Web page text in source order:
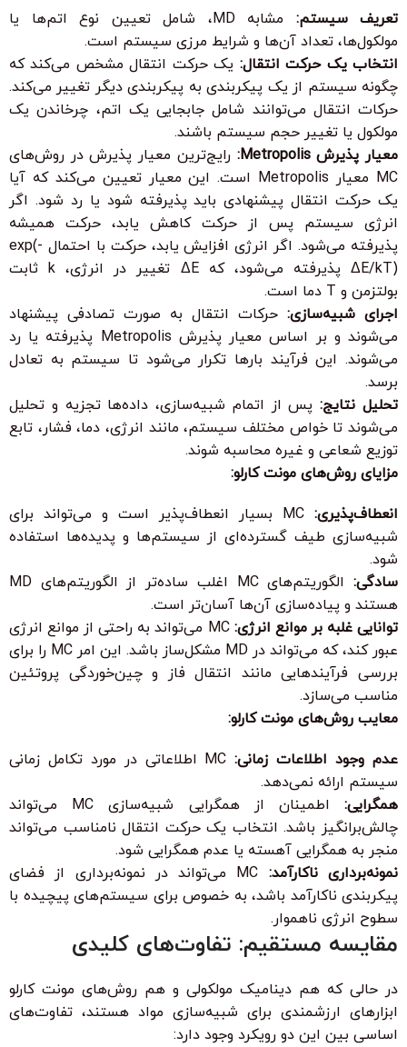
تعریف سیستم:
مشابه MD، شامل تعیین نوع اتم‌ها یا
مولکول‌ها، تعداد آن‌ها و شرایط مرزی سیستم است.
انتخاب یک حرکت انتقال: یک حرکت انتقال مشخص می‌کند که
چگونه سیستم از یک پیکربندی به پیکربندی دیگر تغییر می‌کند.
حرکات انتقال می‌توانند شامل جابجایی یک اتم، چرخاندن یک
مولکول یا تغییر حجم سیستم باشند.
معیار پذیرش Metropolis:
رایج‌ترین معیار پذیرش در روش‌های
MC معیار Metropolis است. این معیار تعیین می‌کند که آیا
یک حرکت انتقال پیشنهادی باید پذیرفته شود یا رد شود. اگر
انرژی سیستم پس از حرکت کاهش یابد، حرکت همیشه
پذیرفته می‌شود. اگر انرژی افزایش یابد، حرکت با احتمال exp(-
ΔE/kT) پذیرفته می‌شود، که ΔE تغییر در انرژی، k ثابت
بولتزمن و T دما است.
اجرای شبیه‌سازی: حرکات انتقال به صورت تصادفی پیشنهاد
می‌شوند و بر اساس معیار پذیرش Metropolis پذیرفته یا رد
می‌شوند. این فرآیند بارها تکرار می‌شود تا سیستم به تعادل
برسد.
تحلیل نتایج:پس از اتمام شبیه‌سازی، داده‌ها تجزیه و تحلیل
می‌شوند تا خواص مختلف سیستم، مانند انرژی، دما، فشار، تابع
توزیع شعاعی و غیره محاسبه شوند.
مزایای روش‌های مونت کارلو:
انعطاف‌پذیری:
MC بسیار انعطاف‌پذیر است و می‌تواند برای
شبیه‌سازی طیف گسترده‌ای از سیستم‌ها و پدیده‌ها استفاده
شود.
سادگی:
الگوریتم‌های MC اغلب ساده‌تر از الگوریتم‌های MD
هستند و پیاده‌سازی آن‌ها آسان‌تر است.
توانایی غلبه بر موانع انرژی:
MC می‌تواند به راحتی از موانع انرژی
عبور کند، که می‌تواند در MD مشکل‌ساز باشد. این امر MC را برای
بررسی فرآیندهایی مانند انتقال فاز و چین‌خوردگی پروتئین
مناسب می‌سازد.
معایب روش‌های مونت کارلو:
عدم وجود اطلاعات زمانی:
MC اطلاعاتی در مورد تکامل زمانی
سیستم ارائه نمی‌دهد.
همگرایی:
اطمینان از همگرایی شبیه‌سازی MC می‌تواند
چالش‌برانگیز باشد. انتخاب یک حرکت انتقال نامناسب می‌تواند
منجر به همگرایی آهسته یا عدم همگرایی شود.
نمونه‌برداری ناکارآمد:
MC می‌تواند در نمونه‌برداری از فضای
پیکربندی ناکارآمد باشد، به خصوص برای سیستم‌های پیچیده با
سطوح انرژی ناهموار.
مقایسه مستقیم: تفاوت‌های کلیدی
در حالی که هم دینامیک مولکولی و هم روش‌های مونت کارلو
ابزارهای ارزشمندی برای شبیه‌سازی مواد هستند، تفاوت‌های
اساسی بین این دو رویکرد وجود دارد: